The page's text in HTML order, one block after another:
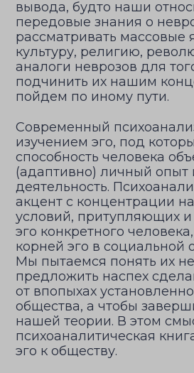
вывода, будто наши
передовые знания о
рассматривать массовые
культуру, религию,
аналоги неврозов для
подчинить их нашим
пойдем по иному пути.
Современный
изучением эго, под
способность человека
(адаптивно) личный опыт
деятельность.
акцент с концентрации
условий, притупляющих
эго конкретного
корней эго в социальной
Мы пытаемся понять их
предложить наспех
от впопыхах
общества, а чтобы
нашей теории. В этом
психоаналитическая
эго к обществу.